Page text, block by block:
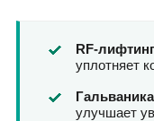
RF-лифтинг
уплотняет
Гальваника
улучшает